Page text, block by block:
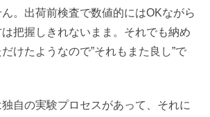
。出荷前検査で数値的にはOKながら
把握しきれないまま。それでも納め
けたようなので”それもまた良し”で
自の実験プロセスがあって、それに